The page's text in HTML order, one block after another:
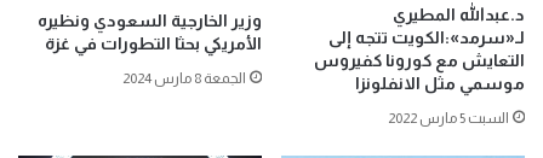
د.عبدالله المطيري
لـ«سرمد»:الكويت تتجه إلى
التعايش مع كورونا كفيروس
موسمي مثل الانفلونزا
السبت 5 مارس 2022
وزير الخارجية السعودي ونظيره
الأمريكي بحثا التطورات في غزة
الجمعة 8 مارس 2024